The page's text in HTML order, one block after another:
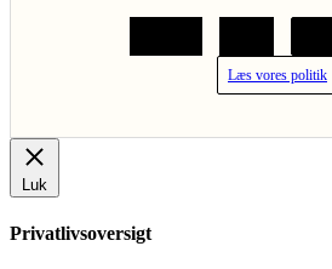
Læs vores politik
Luk
Privatlivsoversigt